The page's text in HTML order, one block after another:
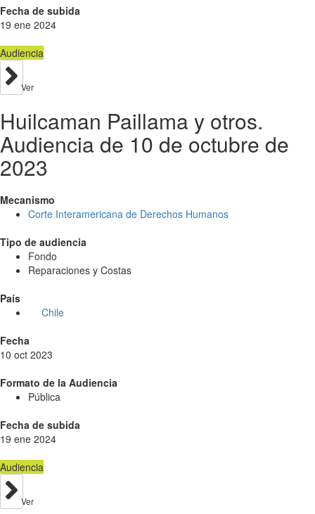
Fecha de subida
19 ene 2024
Audiencia
Ver
Huilcaman Paillama y otros.
Audiencia de 10 de octubre de
2023
Mecanismo
Corte Interamericana de Derechos Humanos
Tipo de audiencia
Fondo
Reparaciones y Costas
País
Chile
Fecha
10 oct 2023
Formato de la Audiencia
Pública
Fecha de subida
19 ene 2024
Audiencia
Ver